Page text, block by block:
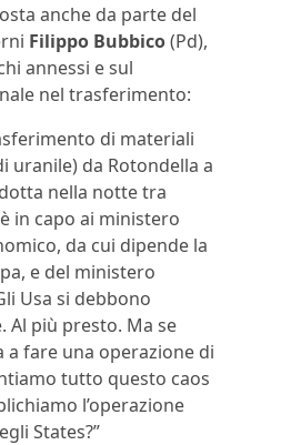
anche da parte del
Filippo Bubbico(Pd),
annessi e sul
nel trasferimento:
di materiali
uranile) da Rotondella a
nella notte tra
in capo ai ministero
da cui dipende la
e del ministero
Usa si debbono
Al più presto. Ma se
a fare una operazione di
tutto questo caos
l’operazione
States?”